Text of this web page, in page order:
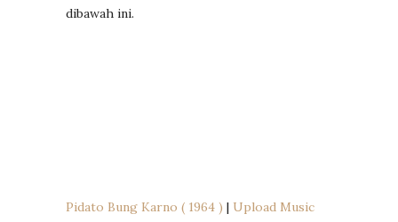
dibawah ini.
Pidato Bung Karno ( 1964 ) | Upload Music